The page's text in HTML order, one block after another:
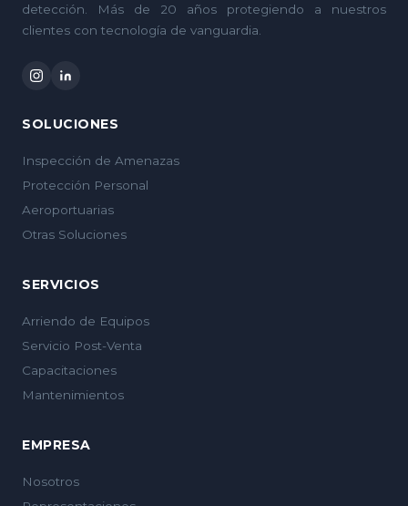
detección. Más de 20 años protegiendo a nuestros
clientes con tecnología de vanguardia.
SOLUCIONES
Inspección de Amenazas
Protección Personal
Aeroportuarias
Otras Soluciones
SERVICIOS
Arriendo de Equipos
Servicio Post-Venta
Capacitaciones
Mantenimientos
EMPRESA
Nosotros